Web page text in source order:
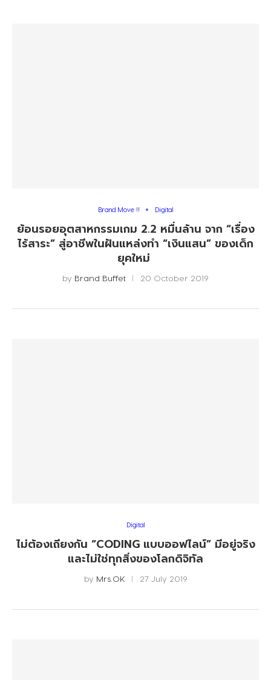
Brand Move !! Digital
ย้อนรอยอุตสาหกรรมเกม 2.2 หมื่นล้าน จาก “เรื่อง
ไร้สาระ” สู่อาชีพในฝันแหล่งทำ “เงินแสน” ของเด็ก
ยุคใหม่
by Brand Buffet 20 October 2019
Digital
ไม่ต้องเถียงกัน “CODING แบบออฟไลน์” มีอยู่จริง
และไม่ใช่ทุกสิ่งของโลกดิจิทัล
by Mrs.OK 27 July 2019